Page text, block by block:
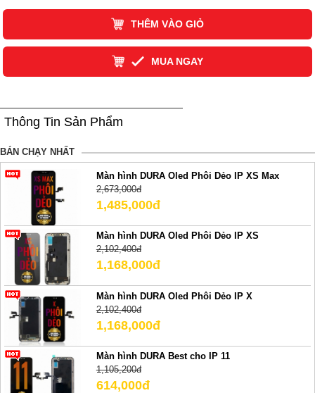
THÊM VÀO GIỎ
MUA NGAY
Thông Tin Sản Phẩm
BÁN CHẠY NHẤT
Màn hình DURA Oled Phôi Dẻo IP XS Max
2,673,000đ
1,485,000đ
Màn hình DURA Oled Phôi Dẻo IP XS
2,102,400đ
1,168,000đ
Màn hình DURA Oled Phôi Dẻo IP X
2,102,400đ
1,168,000đ
Màn hình DURA Best cho IP 11
1,105,200đ
614,000đ